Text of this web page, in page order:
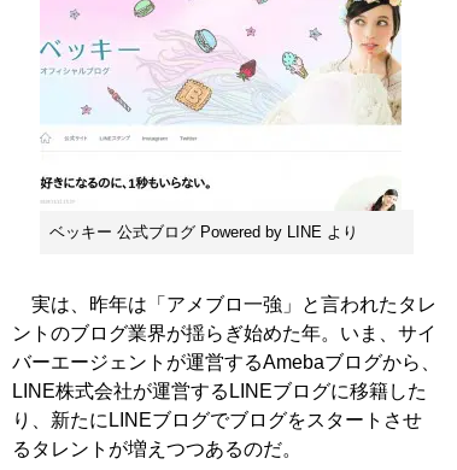
ベッキー 公式ブログ Powered by LINE より
実は、昨年は「アメブロ一強」と言われたタレ
ントのブログ業界が揺らぎ始めた年。いま、サイ
バーエージェントが運営するAmebaブログから、
LINE株式会社が運営するLINEブログに移籍した
り、新たにLINEブログでブログをスタートさせ
るタレントが増えつつあるのだ。